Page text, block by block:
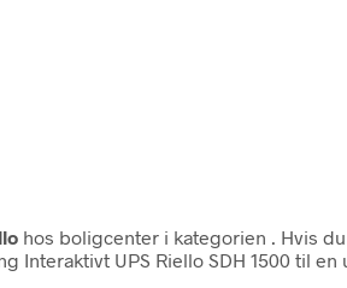
hos boligcenter i kategorien
. Hvis
UPS Riello SDH 1500 til